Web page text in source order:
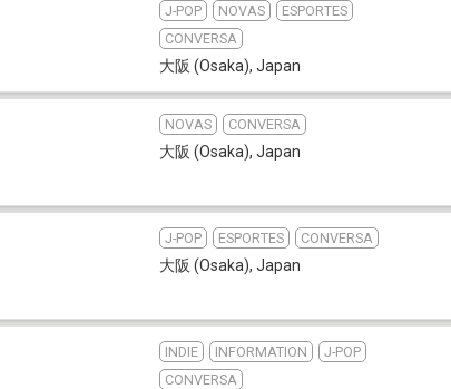
J-POP NOVAS
ESPORTES
CONVERSA
大阪 (Osaka), Japan
NOVAS CONVERSA
大阪 (Osaka), Japan
J-POP ESPORTES CONVERSA
大阪 (Osaka), Japan
INDIE INFORMATION
J-POP
CONVERSA